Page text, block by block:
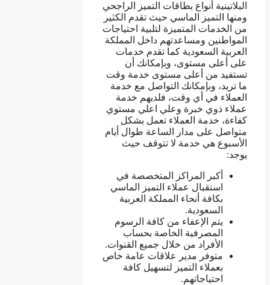
البلاتينية أنواع بطاقات التميز الراجحي
ومنها التميز الماسي حيث تقدم الكثير
من الخدمات المتميزة لتلبية احتياجات
المواطنين ومساعدتهم داخل المملكة
العربية السعودية كما تقدم خدمات
على أعلى مستوى، وبإمكانك أن
تستفيد من أعلى مستوى خدمة وقت
ما تريد، وبإمكانك التواصل مع خدمة
العملاء في أي وقت، فلديهم خدمة
عملاء ذوي خبرة وعلي اعلي مستوي
كفاءة، خدمة العملاء تعمل بشكل
متواصل على مدار الساعة طوال أيام
الأسبوع هي خدمة لا تتوقف حيث
يوجد:
أكبر المراكز المتخصصة في
استقبال عملاء التميز الماسي
بكافة أنحاء المملكة العربية
السعودية.
يتم الإعفاء من كافة الرسوم
المصرفية الخاصة بحساب
الأفراد من خلال جميع القنوات.
متوفر مدير علاقات عامة خاص
بعملاء التميز لتسهيل كافة
احتياجاتهم.